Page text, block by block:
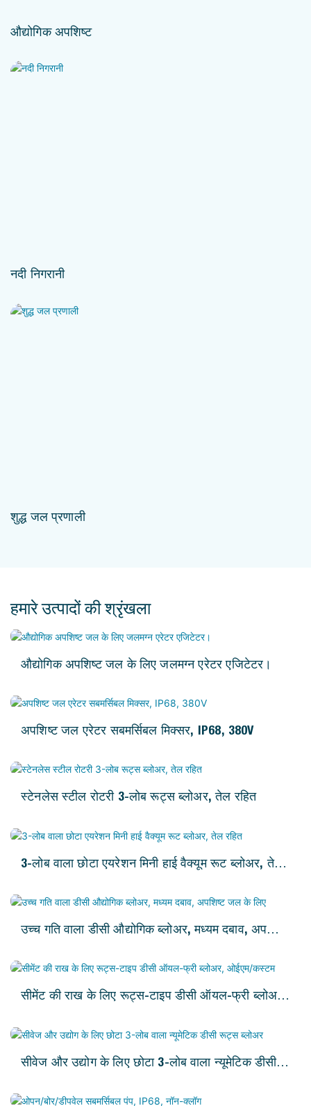
औद्योगिक अपशिष्ट
नदी निगरानी
शुद्ध जल प्रणाली
हमारे उत्पादों की श्रृंखला
औद्योगिक अपशिष्ट जल के लिए जलमग्न एरेटर एजिटेटर।
अपशिष्ट जल एरेटर सबमर्सिबल मिक्सर, IP68, 380V
स्टेनलेस स्टील रोटरी 3-लोब रूट्स ब्लोअर, तेल रहित
3-लोब वाला छोटा एयरेशन मिनी हाई वैक्यूम रूट ब्लोअर, तेल
उच्च गति वाला डीसी औद्योगिक ब्लोअर, मध्यम दबाव, अपशिष्ट
सीमेंट की राख के लिए रूट्स-टाइप डीसी ऑयल-फ्री ब्लोअर,
सीवेज और उद्योग के लिए छोटा 3-लोब वाला न्यूमेटिक डीसी